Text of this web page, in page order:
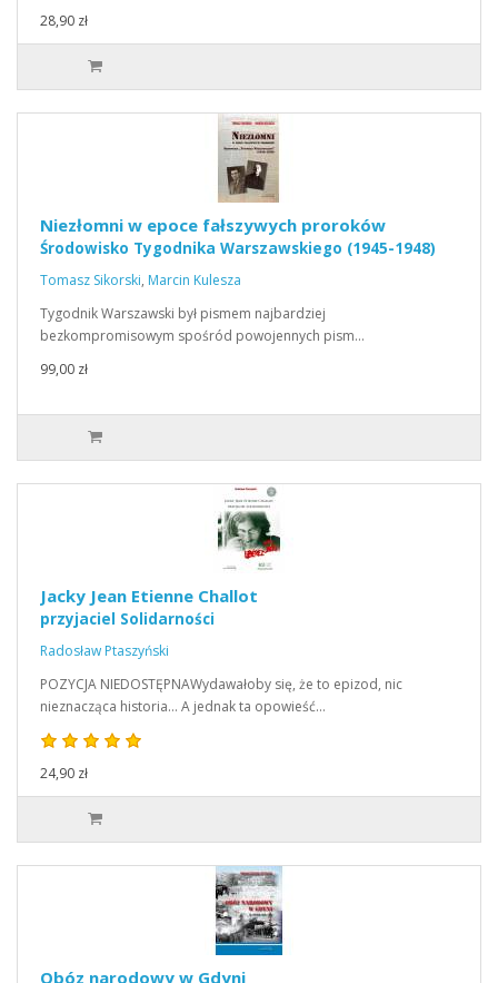
28,90 zł
Niezłomni w epoce fałszywych proroków
Środowisko Tygodnika Warszawskiego (1945-1948)
Tomasz Sikorski, Marcin Kulesza
Tygodnik Warszawski był pismem najbardziej
bezkompromisowym spośród powojennych pism…
99,00 zł
Jacky Jean Etienne Challot
przyjaciel Solidarności
Radosław Ptaszyński
POZYCJA NIEDOSTĘPNAWydawałoby się, że to epizod, nic
nieznacząca historia… A jednak ta opowieść…
24,90 zł
Obóz narodowy w Gdyni